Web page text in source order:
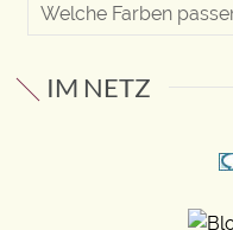
Welche Farben
IM NETZ